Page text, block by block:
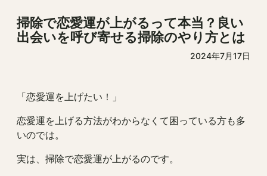
掃除で恋愛運が上がるって本当？良い
出会いを呼び寄せる掃除のやり方とは
2024年7月17日
「恋愛運を上げたい！」
恋愛運を上げる方法がわからなくて困っている方も多
いのでは。
実は、掃除で恋愛運が上がるのです。